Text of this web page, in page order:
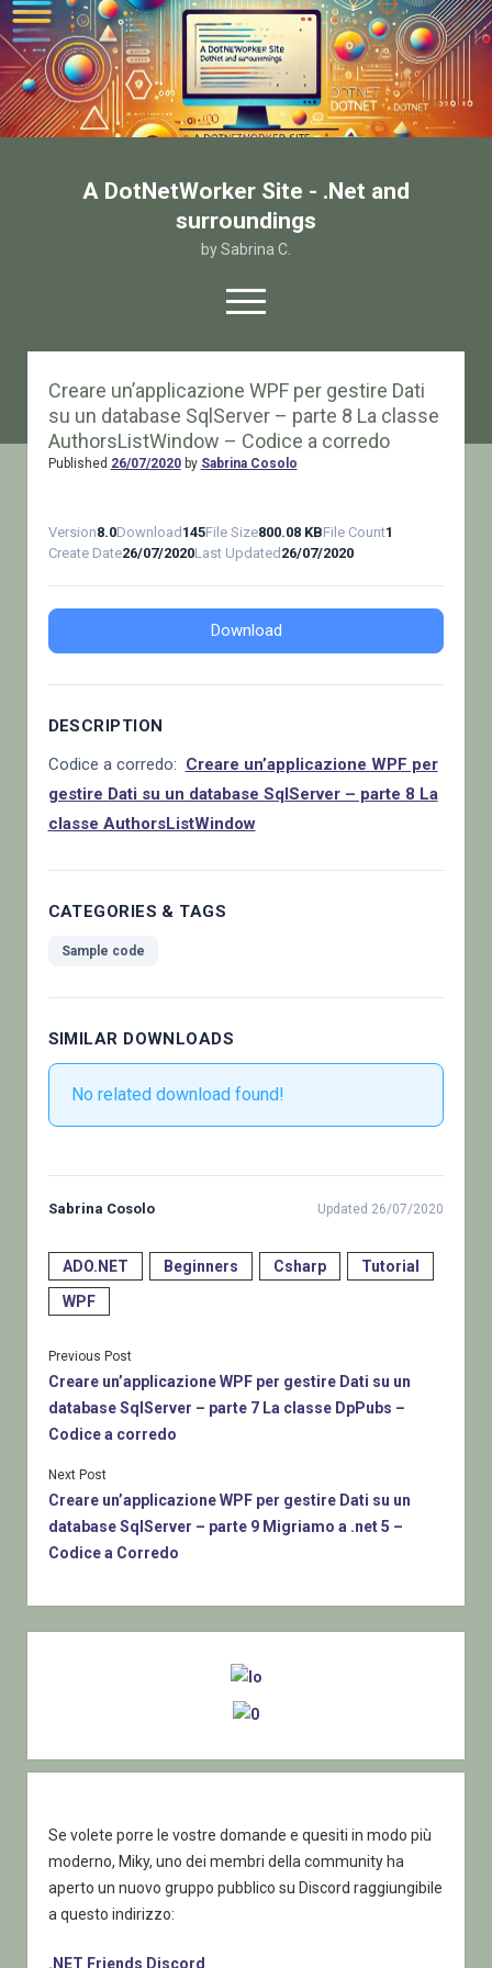
A DotNetWorker Site - .Net and
surroundings
by Sabrina C.
open
menu
twitterfacebook
email-form
Home
Chi sono
Creare un’applicazione WPF per gestire Dati
su un database SqlServer – parte 8 La classe
AuthorsListWindow – Codice a corredo
Published 26/07/2020by Sabrina Cosolo
Version8.0Download 145File Size800.08 KBFile Count1
Create Date26/07/2020Last Updated 26/07/2020
Download
DESCRIPTION
Codice a corredo: Creare un’applicazione WPF per
gestire Dati su un database SqlServer – parte 8 La
classe AuthorsListWindow
CATEGORIES & TAGS
Sample code
SIMILAR DOWNLOADS
No related download found!
Sabrina Cosolo Updated 26/07/2020
ADO.NET Beginners Csharp
Tutorial
WPF
Previous Post
Creare un’applicazione WPF per gestire Dati su un
database SqlServer – parte 7 La classe DpPubs –
Codice a corredo
Next Post
Creare un’applicazione WPF per gestire Dati su un
database SqlServer – parte 9 Migriamo a .net 5 –
Codice a Corredo
Se volete porre le vostre domande e quesiti in modo più
moderno, Miky, uno dei membri della community ha
aperto un nuovo gruppo pubblico su Discord raggiungibile
a questo indirizzo:
.NET Friends Discord